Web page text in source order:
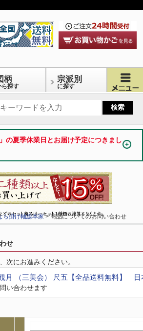
柄
ら探す
宗派別
に探す
の夏季休業日とお届け予定につきまし
ら掛け軸総本家> 商品についてのお問い合わせ
せ
次にお進みください。
観月 （三美会） 尺五【全品送料無料】 日
い合わせます